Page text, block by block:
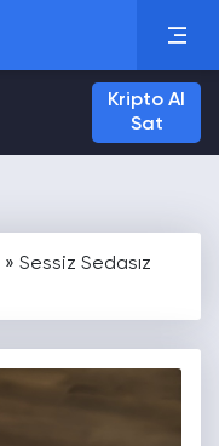
Kripto Al
Sat
» Sessiz Sedasız